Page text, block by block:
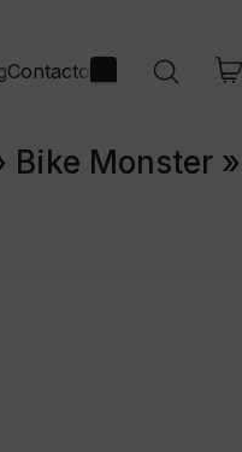
Contacto
Bike Monster »